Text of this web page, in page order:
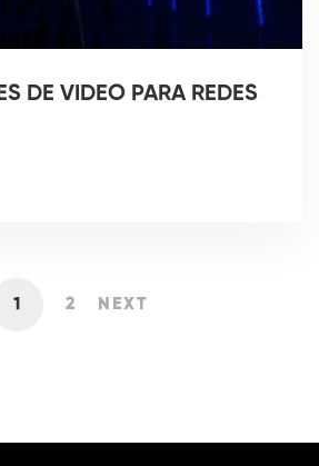
DE VIDEO PARA REDES
1 2 NEXT